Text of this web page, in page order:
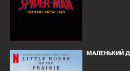
МАЛЕНЬКИЙ